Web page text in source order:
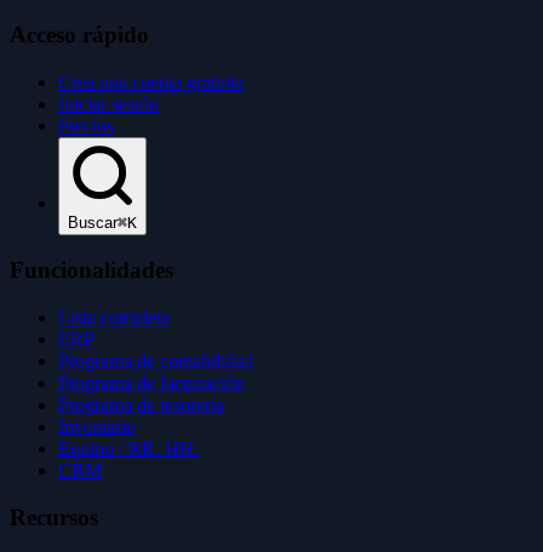
Acceso rápido
Crea una cuenta gratuita
Iniciar sesión
Precios
Buscar⌘K
Funcionalidades
Lista completa
ERP
Programa de contabilidad
Programa de facturación
Programa de tesorería
Inventario
Equipo / RR. HH.
CRM
Recursos